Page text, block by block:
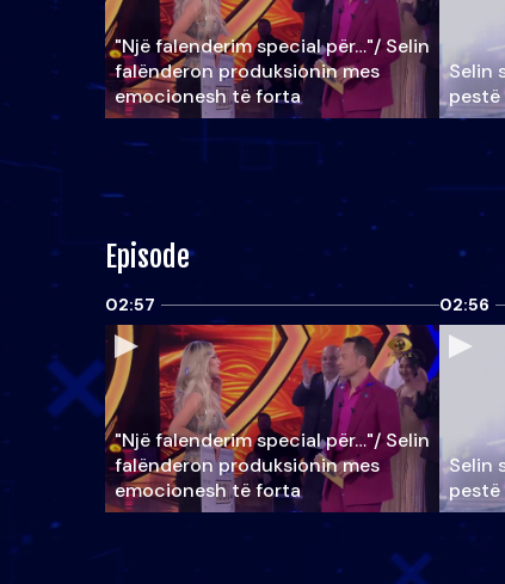
"Një falenderim special për…"/ Selin
falënderon produksionin mes
emocionesh të forta
Selin
pestë
Episode
02:57
"Një falenderim special për…"/ Selin
falënderon produksionin mes
emocionesh të forta
02:56
Selin
pestë